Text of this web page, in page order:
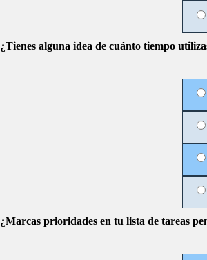
¿Tienes alguna idea de cuánto tiempo
¿Marcas prioridades en tu lista de tareas